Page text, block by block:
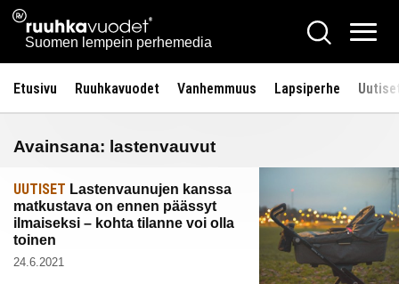
Siirry
sisältöön
Ruuhkavuodet.fi
Suomen lempein perhemedia
Hae
Etusivu Ruuhkavuodet Vanhemmuus Lapsiperhe
Avainsana: lastenvauvut
UUTISET Lastenvaunujen kanssa
matkustava on ennen päässyt
ilmaiseksi – kohta tilanne voi olla
toinen
24.6.2021